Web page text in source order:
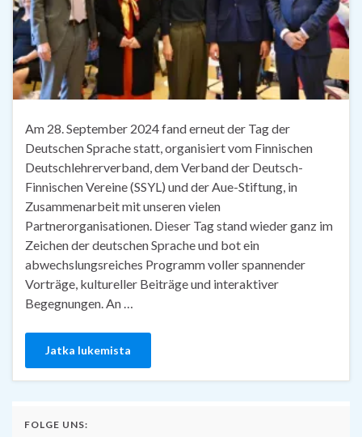
Am 28. September 2024 fand erneut der Tag der
Deutschen Sprache statt, organisiert vom Finnischen
Deutschlehrerverband, dem Verband der Deutsch-
Finnischen Vereine (SSYL) und der Aue-Stiftung, in
Zusammenarbeit mit unseren vielen
Partnerorganisationen. Dieser Tag stand wieder ganz im
Zeichen der deutschen Sprache und bot ein
abwechslungsreiches Programm voller spannender
Vorträge, kultureller Beiträge und interaktiver
Begegnungen. An …
Jatka lukemista
FOLGE UNS: